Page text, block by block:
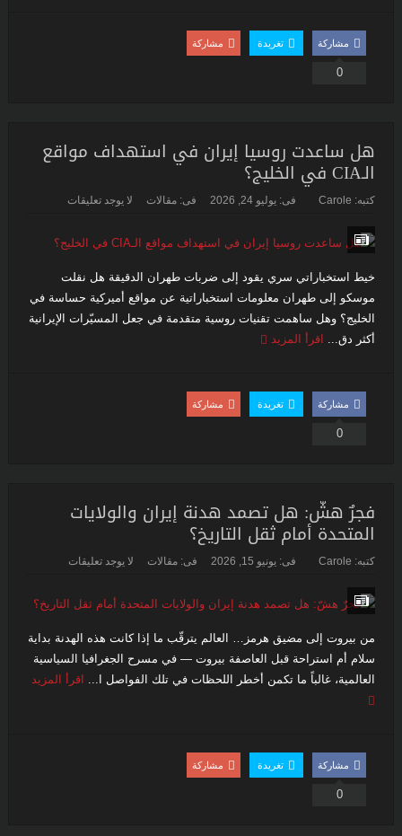
مشاركة
0
تغريدة مشاركة
هل ساعدت روسيا إيران في استهداف مواقع
الـCIA في الخليج؟
كتبه: Carole فى: يوليو 24, 2026 فى: مقالات لا يوجد تعليقات
خيط استخباراتي سري يقود إلى ضربات طهران الدقيقة هل نقلت
موسكو إلى طهران معلومات استخباراتية عن مواقع أميركية حساسة في
الخليج؟ وهل ساهمت تقنيات روسية متقدمة في جعل المسيّرات الإيرانية
أكثر دق...
اقرأ المزيد
مشاركة
0
تغريدة مشاركة
فجرٌ هشّ: هل تصمد هدنة إيران والولايات
المتحدة أمام ثقل التاريخ؟
كتبه: Carole فى: يونيو 15, 2026 فى: مقالات لا يوجد تعليقات
من بيروت إلى مضيق هرمز… العالم يترقّب ما إذا كانت هذه الهدنة بداية
سلام أم استراحة قبل العاصفة بيروت — في مسرح الجغرافيا السياسية
العالمية، غالباً ما تكمن أخطر اللحظات في تلك الفواصل ا... اقرأ المزيد
مشاركة
0
تغريدة مشاركة